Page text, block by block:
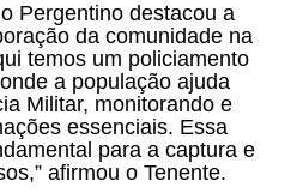
Pergentino destacou a
da comunidade na
temos um policiamento
a população ajuda
Militar, monitorando e
essenciais. Essa
para a captura e
afirmou o Tenente.